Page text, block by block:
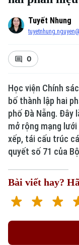
Tuyết Nhung
0
Học viện Chính
bố thành lập hai
phố Đà Nẵng. Đây
mở rộng mạng
xếp, tái cấu trúc
quyết số 71 của
Bài viết hay?